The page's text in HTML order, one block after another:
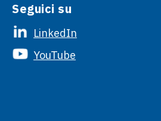
Seguici su
LinkedIn
YouTube